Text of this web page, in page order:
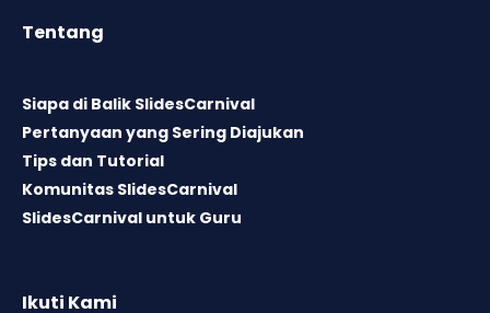
Tentang
Siapa di Balik SlidesCarnival
Pertanyaan yang Sering Diajukan
Tips dan Tutorial
Komunitas SlidesCarnival
SlidesCarnival untuk Guru
Ikuti Kami